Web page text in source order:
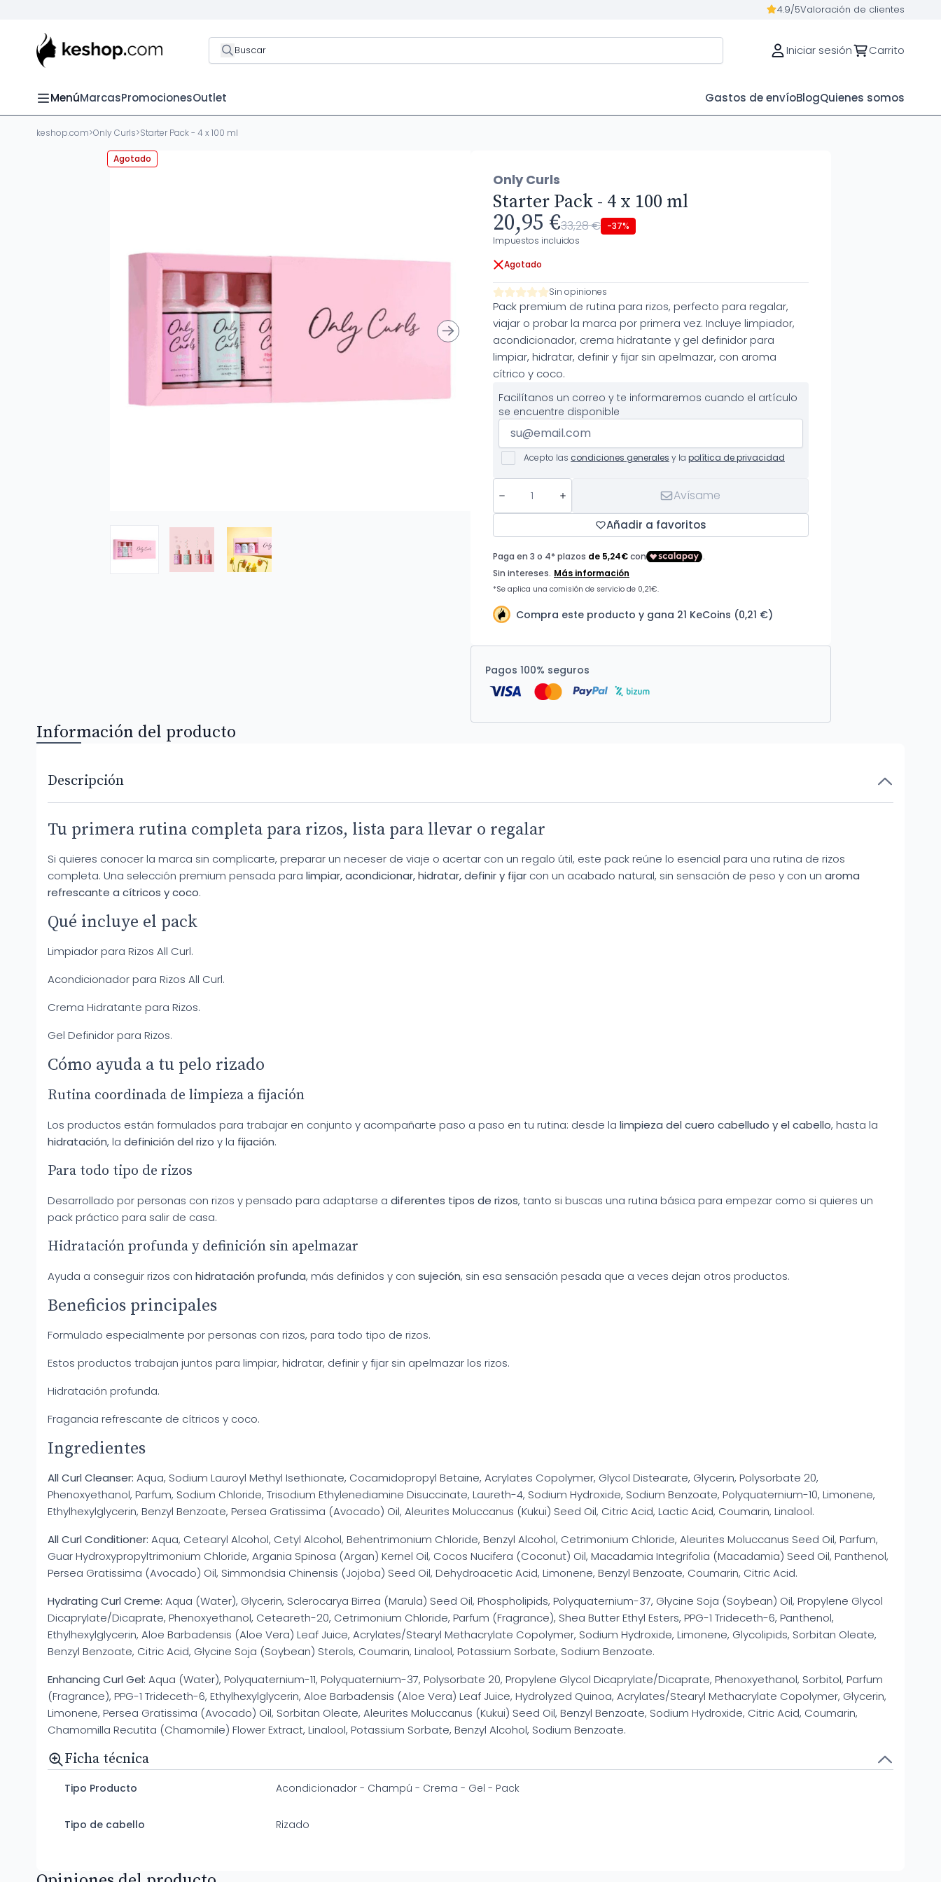
4.9/5Valoración de clientes
Buscar Iniciar sesión Carrito
MenúMarcasPromocionesOutlet Gastos de envíoBlogQuienes somos
keshop.com>Only Curls>Starter Pack - 4 x 100 ml
Agotado
Only Curls
Starter Pack - 4 x 100 ml
20,95 €33,28 € -37%
Impuestos incluidos
Agotado
Sin opiniones
Pack premium de rutina para rizos, perfecto para regalar,
viajar o probar la marca por primera vez. Incluye limpiador,
acondicionador, crema hidratante y gel definidor para
limpiar, hidratar, definir y fijar sin apelmazar, con aroma
cítrico y coco.
Facilítanos un correo y te informaremos cuando el artículo
se encuentre disponible
Acepto las condiciones generales y la política de privacidad
Avísame
Añadir a favoritos
Compra este producto y gana 21 KeCoins (0,21 €)
Pagos 100% seguros
Información del producto
Descripción
Tu primera rutina completa para rizos, lista para llevar o regalar
Si quieres conocer la marca sin complicarte, preparar un neceser de viaje o acertar con un regalo útil, este pack reúne lo esencial para una rutina de rizos
completa. Una selección premium pensada para limpiar, acondicionar, hidratar, definir y fijar con un acabado natural, sin sensación de peso y con un aroma
refrescante a cítricos y coco.
Qué incluye el pack
Limpiador para Rizos All Curl.
Acondicionador para Rizos All Curl.
Crema Hidratante para Rizos.
Gel Definidor para Rizos.
Cómo ayuda a tu pelo rizado
Rutina coordinada de limpieza a fijación
Los productos están formulados para trabajar en conjunto y acompañarte paso a paso en tu rutina: desde la limpieza del cuero cabelludo y el cabello, hasta la
hidratación, la definición del rizo y la fijación.
Para todo tipo de rizos
Desarrollado por personas con rizos y pensado para adaptarse a diferentes tipos de rizos, tanto si buscas una rutina básica para empezar como si quieres un
pack práctico para salir de casa.
Hidratación profunda y definición sin apelmazar
Ayuda a conseguir rizos con hidratación profunda, más definidos y con sujeción, sin esa sensación pesada que a veces dejan otros productos.
Beneficios principales
Formulado especialmente por personas con rizos, para todo tipo de rizos.
Estos productos trabajan juntos para limpiar, hidratar, definir y fijar sin apelmazar los rizos.
Hidratación profunda.
Fragancia refrescante de cítricos y coco.
Ingredientes
All Curl Cleanser: Aqua, Sodium Lauroyl Methyl Isethionate, Cocamidopropyl Betaine, Acrylates Copolymer, Glycol Distearate, Glycerin, Polysorbate 20,
Phenoxyethanol, Parfum, Sodium Chloride, Trisodium Ethylenediamine Disuccinate, Laureth-4, Sodium Hydroxide, Sodium Benzoate, Polyquaternium-10, Limonene,
Ethylhexylglycerin, Benzyl Benzoate, Persea Gratissima (Avocado) Oil, Aleurites Moluccanus (Kukui) Seed Oil, Citric Acid, Lactic Acid, Coumarin, Linalool.
All Curl Conditioner: Aqua, Cetearyl Alcohol, Cetyl Alcohol, Behentrimonium Chloride, Benzyl Alcohol, Cetrimonium Chloride, Aleurites Moluccanus Seed Oil, Parfum,
Guar Hydroxypropyltrimonium Chloride, Argania Spinosa (Argan) Kernel Oil, Cocos Nucifera (Coconut) Oil, Macadamia Integrifolia (Macadamia) Seed Oil, Panthenol,
Persea Gratissima (Avocado) Oil, Simmondsia Chinensis (Jojoba) Seed Oil, Dehydroacetic Acid, Limonene, Benzyl Benzoate, Coumarin, Citric Acid.
Hydrating Curl Creme: Aqua (Water), Glycerin, Sclerocarya Birrea (Marula) Seed Oil, Phospholipids, Polyquaternium-37, Glycine Soja (Soybean) Oil, Propylene Glycol
Dicaprylate/Dicaprate, Phenoxyethanol, Ceteareth-20, Cetrimonium Chloride, Parfum (Fragrance), Shea Butter Ethyl Esters, PPG-1 Trideceth-6, Panthenol,
Ethylhexylglycerin, Aloe Barbadensis (Aloe Vera) Leaf Juice, Acrylates/Stearyl Methacrylate Copolymer, Sodium Hydroxide, Limonene, Glycolipids, Sorbitan Oleate,
Benzyl Benzoate, Citric Acid, Glycine Soja (Soybean) Sterols, Coumarin, Linalool, Potassium Sorbate, Sodium Benzoate.
Enhancing Curl Gel: Aqua (Water), Polyquaternium-11, Polyquaternium-37, Polysorbate 20, Propylene Glycol Dicaprylate/Dicaprate, Phenoxyethanol, Sorbitol, Parfum
(Fragrance), PPG-1 Trideceth-6, Ethylhexylglycerin, Aloe Barbadensis (Aloe Vera) Leaf Juice, Hydrolyzed Quinoa, Acrylates/Stearyl Methacrylate Copolymer, Glycerin,
Limonene, Persea Gratissima (Avocado) Oil, Sorbitan Oleate, Aleurites Moluccanus (Kukui) Seed Oil, Benzyl Benzoate, Sodium Hydroxide, Citric Acid, Coumarin,
Chamomilla Recutita (Chamomile) Flower Extract, Linalool, Potassium Sorbate, Benzyl Alcohol, Sodium Benzoate.
Ficha técnica
Tipo Producto Acondicionador - Champú - Crema - Gel - Pack
Tipo de cabello Rizado